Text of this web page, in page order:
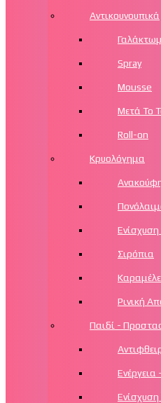
Αντικουνουπικά
Spray
Mousse
Μετά Το
Roll-on
Κρυολόγημα
Σιρόπια
Ρινική
Παιδί -
Ενέργεια